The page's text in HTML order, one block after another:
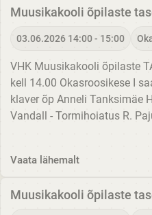
Muusikakooli õpilaste
03.06.2026 14:00 - 15:00
VHK Muusikakooli õpilaste
kell 14.00 Okasroosikese I
klaver õp Anneli Tanksimäe
Vandall - Tormihoiatus R.
Vaata lähemalt
Muusikakooli õpilaste